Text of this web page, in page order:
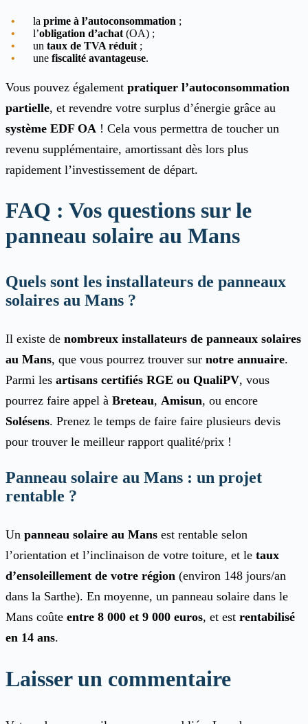
la prime à l’autoconsommation ;
l’obligation d’achat (OA) ;
un taux de TVA réduit ;
une fiscalité avantageuse.
Vous pouvez également pratiquer l’autoconsommation
partielle, et revendre votre surplus d’énergie grâce au
système EDF OA ! Cela vous permettra de toucher un
revenu supplémentaire, amortissant dès lors plus
rapidement l’investissement de départ.
FAQ : Vos questions sur le
panneau solaire au Mans
Quels sont les installateurs de panneaux
solaires au Mans ?
Il existe de nombreux installateurs de panneaux solaires
au Mans, que vous pourrez trouver sur notre annuaire.
Parmi les artisans certifiés RGE ou QualiPV, vous
pourrez faire appel à Breteau, Amisun, ou encore
Solésens. Prenez le temps de faire faire plusieurs devis
pour trouver le meilleur rapport qualité/prix !
Panneau solaire au Mans : un projet
rentable ?
Un panneau solaire au Mans est rentable selon
l’orientation et l’inclinaison de votre toiture, et le taux
d’ensoleillement de votre région (environ 148 jours/an
dans la Sarthe). En moyenne, un panneau solaire dans le
Mans coûte entre 8 000 et 9 000 euros, et est rentabilisé
en 14 ans.
Laisser un commentaire